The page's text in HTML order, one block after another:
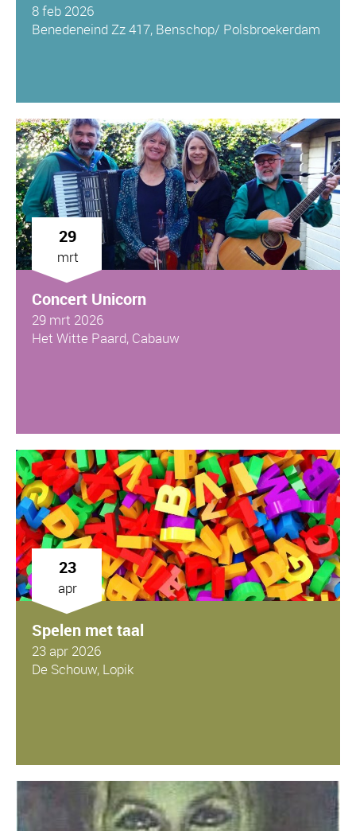
8 feb 2026
Benedeneind Zz 417, Benschop/ Polsbroekerdam
29
mrt
Concert Unicorn
29 mrt 2026
Het Witte Paard, Cabauw
23
apr
Spelen met taal
23 apr 2026
De Schouw, Lopik